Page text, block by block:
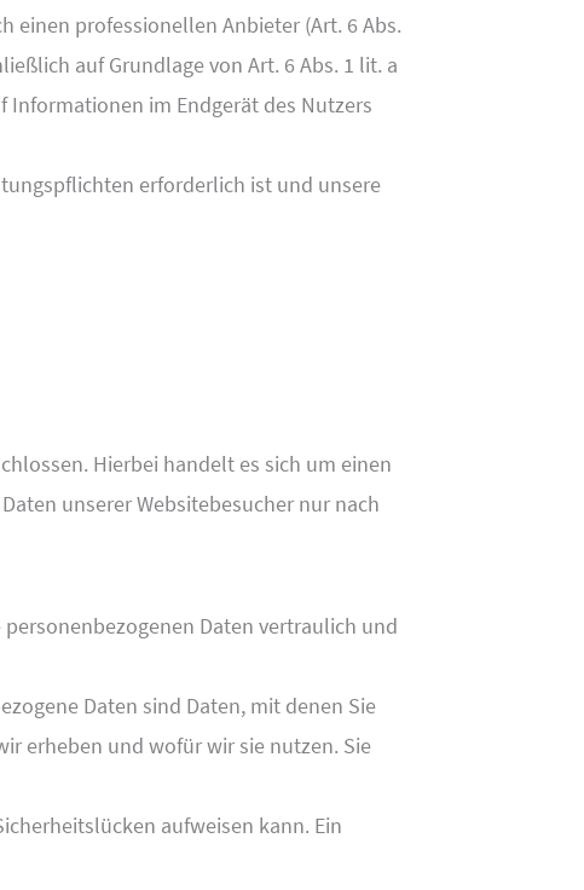
einen professionellen Anbieter (Art. 6 Abs.
auf Grundlage von Art. 6 Abs. 1 lit. a
Informationen im Endgerät des Nutzers
erforderlich ist und unsere
Hierbei handelt es sich um einen
unserer Websitebesucher nur nach
Daten vertraulich und
Daten sind Daten, mit denen Sie
erheben und wofür wir sie nutzen. Sie
aufweisen kann. Ein